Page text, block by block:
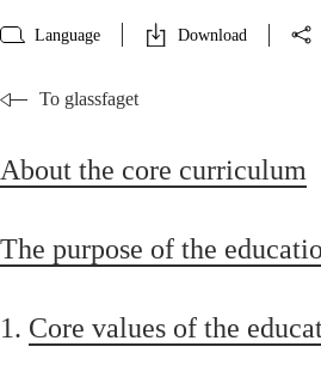
Language Download
To glassfaget
About the core curriculum
The purpose of the
1. Core values of the